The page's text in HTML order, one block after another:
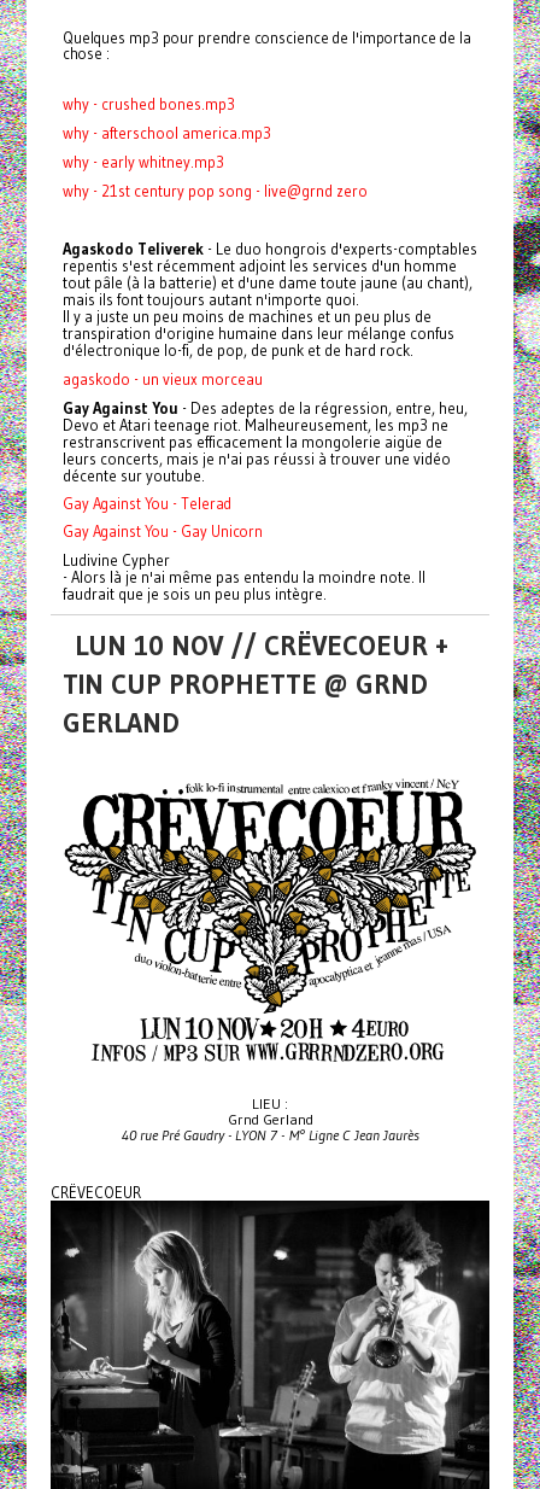
Quelques mp3 pour prendre conscience de l'importance de la
chose :
why - crushed bones.mp3
why - afterschool america.mp3
why - early whitney.mp3
why - 21st century pop song - live@grnd zero
Agaskodo Teliverek- Le duo hongrois d'experts-comptables
repentis s'est récemment adjoint les services d'un homme
tout pâle (à la batterie) et d'une dame toute jaune (au chant),
mais ils font toujours autant n'importe quoi.
Il y a juste un peu moins de machines et un peu plus de
transpiration d'origine humaine dans leur mélange confus
d'électronique lo-fi, de pop, de punk et de hard rock.
agaskodo - un vieux morceau
Gay Against You - Des adeptes de la régression, entre, heu,
Devo et Atari teenage riot. Malheureusement, les mp3 ne
restranscrivent pas efficacement la mongolerie aigüe de
leurs concerts, mais je n'ai pas réussi à trouver une vidéo
décente sur youtube.
Gay Against You - Telerad
Gay Against You - Gay Unicorn
Ludivine Cypher
- Alors là je n'ai même pas entendu la moindre note. Il
faudrait que je sois un peu plus intègre.
LUN 10 NOV // CRËVECOEUR +
TIN CUP PROPHETTE @ GRND
GERLAND
LIEU :
Grnd Gerland
40 rue Pré Gaudry - LYON 7 - M° Ligne C Jean Jaurès
CRËVECOEUR